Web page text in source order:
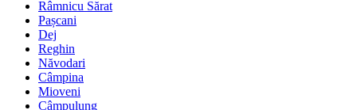
Râmnicu Sărat
Pașcani
Dej
Reghin
Năvodari
Câmpina
Mioveni
Câmpulung